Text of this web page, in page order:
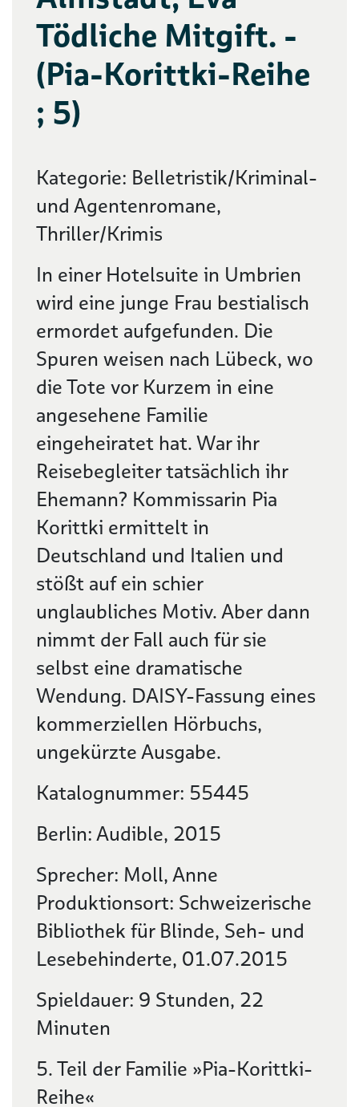
Tödliche Mitgift. -
(Pia-Korittki-Reihe
; 5)
Kategorie: Belletristik/Kriminal-
und Agentenromane,
Thriller/Krimis
In einer Hotelsuite in Umbrien
wird eine junge Frau bestialisch
ermordet aufgefunden. Die
Spuren weisen nach Lübeck, wo
die Tote vor Kurzem in eine
angesehene Familie
eingeheiratet hat. War ihr
Reisebegleiter tatsächlich ihr
Ehemann? Kommissarin Pia
Korittki ermittelt in
Deutschland und Italien und
stößt auf ein schier
unglaubliches Motiv. Aber dann
nimmt der Fall auch für sie
selbst eine dramatische
Wendung. DAISY-Fassung eines
kommerziellen Hörbuchs,
ungekürzte Ausgabe.
Katalognummer: 55445
Berlin: Audible, 2015
Sprecher: Moll, Anne
Produktionsort: Schweizerische
Bibliothek für Blinde, Seh- und
Lesebehinderte, 01.07.2015
Spieldauer: 9 Stunden, 22
Minuten
5. Teil der Familie »Pia-Korittki-
Reihe«